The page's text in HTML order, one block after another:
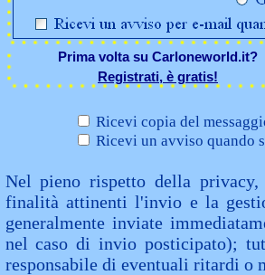
Prima volta su Carloneworld.it?
Registrati, è gratis!
Ricevi copia del
Ricevi un avviso quando
Nel pieno rispetto della
finalità attinenti l'invio e la
generalmente inviate
nel caso di invio posticipato);
responsabile di eventuali ritardi o